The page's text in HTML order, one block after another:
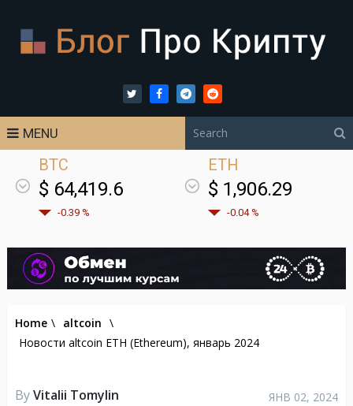
MENU
BTC
$ 64,419.6
-0.39 %
ETH
$ 1,906.29
-0.04 %
Home \ altcoin \
Новости altcoin ETH (Ethereum), январь 2024
ByVitalii Tomylin ЯНВ 02, 2024